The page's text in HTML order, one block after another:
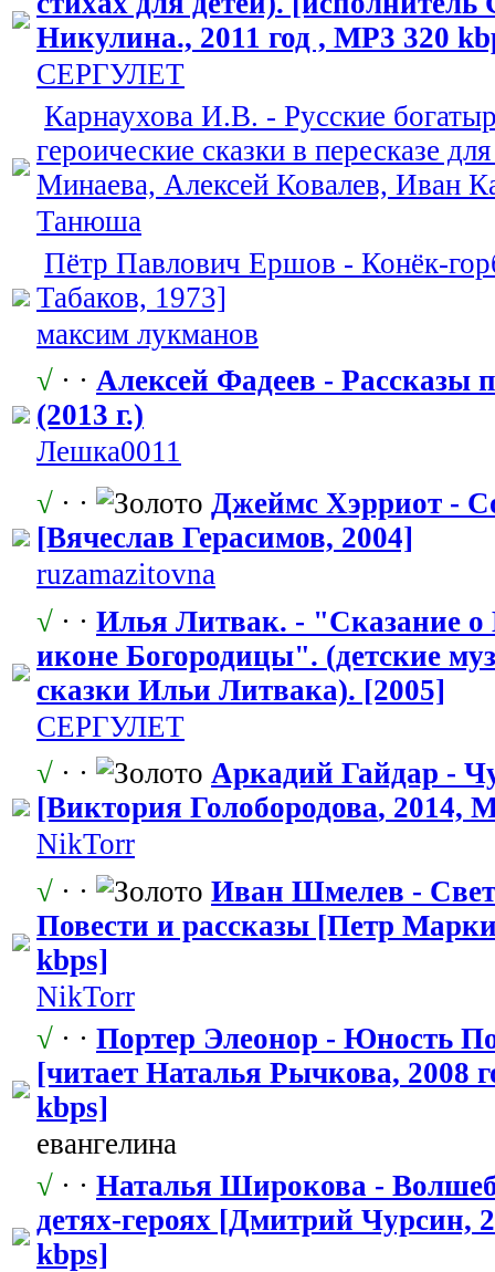
Никулина., 2011 год , MP3 320
СЕРГУЛЕТ
Карнаухова И.В. - Русские
героические сказки в пересказе
Минаева, Алексей Ковалев, Иван
Танюша
Пётр Павлович Ершов - Конёк-
Табаков, 1973]
максим лукманов
√ · · Алексей Фадеев - Рассказы
(2013 г.)
Лешка0011
√ · ·
Джеймс Хэрриот -
[Вячеслав Герасимов, 2004]
ruzamazitovn​a
√ · · Илья Литвак. - "Сказани​е о
иконе Богородицы". (детские
сказки Ильи Литвака). [2005]
СЕРГУЛЕТ
√ · ·
Аркадий Гайдар -
[Виктория Голобородова​, 2014,
NikTorr
√ · ·
Иван Шмелев -
Повести и рассказы [Петр
kbps]
NikTorr
√ · · Портер Элеонор - Юность
[читает Наталья Рычкова, 2008
kbps]
евангелина
√ · · Наталья Широкова -
детях-героях [Дмитрий Чурсин,
kbps]